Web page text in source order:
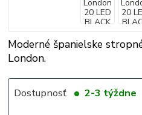
Moderné španielske
London.
Dostupnosť 2-3 týždne